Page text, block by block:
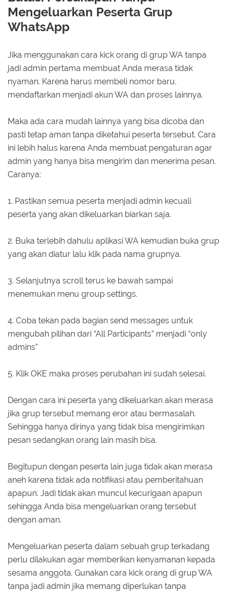
Mengeluarkan Peserta Grup
WhatsApp
Jika menggunakan cara kick orang di grup WA tanpa
jadi admin pertama membuat Anda merasa tidak
nyaman. Karena harus membeli nomor baru,
mendaftarkan menjadi akun WA dan proses lainnya.
Maka ada cara mudah lainnya yang bisa dicoba dan
pasti tetap aman tanpa diketahui peserta tersebut. Cara
ini lebih halus karena Anda membuat pengaturan agar
admin yang hanya bisa mengirim dan menerima pesan.
Caranya:
1. Pastikan semua peserta menjadi admin kecuali
peserta yang akan dikeluarkan biarkan saja.
2. Buka terlebih dahulu aplikasi WA kemudian buka grup
yang akan diatur lalu klik pada nama grupnya.
3. Selanjutnya scroll terus ke bawah sampai
menemukan menu group settings.
4. Coba tekan pada bagian send messages untuk
mengubah pilihan dari “All Participants” menjadi “only
admins”
5. Klik OKE maka proses perubahan ini sudah selesai.
Dengan cara ini peserta yang dikeluarkan akan merasa
jika grup tersebut memang eror atau bermasalah.
Sehingga hanya dirinya yang tidak bisa mengirimkan
pesan sedangkan orang lain masih bisa.
Begitupun dengan peserta lain juga tidak akan merasa
aneh karena tidak ada notifikasi atau pemberitahuan
apapun. Jadi tidak akan muncul kecurigaan apapun
sehingga Anda bisa mengeluarkan orang tersebut
dengan aman.
Mengeluarkan peserta dalam sebuah grup terkadang
perlu dilakukan agar memberikan kenyamanan kepada
sesama anggota. Gunakan cara kick orang di grup WA
tanpa jadi admin jika memang diperlukan tanpa